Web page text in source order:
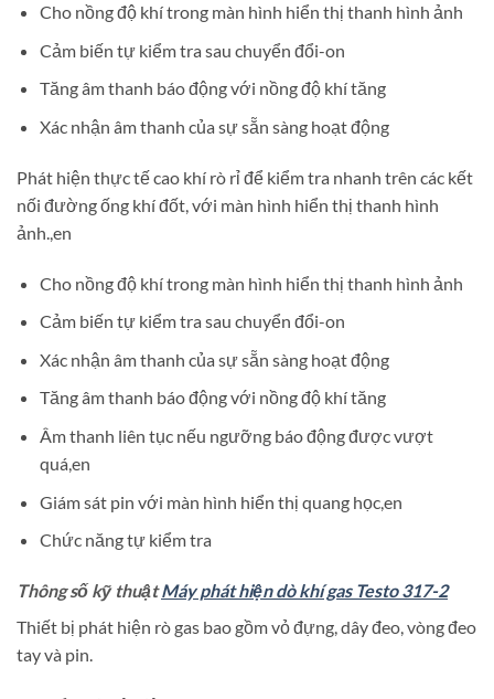
Cho nồng độ khí trong màn hình hiển thị thanh hình ảnh
Cảm biến tự kiểm tra sau chuyển đổi-on
Tăng âm thanh báo động với nồng độ khí tăng
Xác nhận âm thanh của sự sẵn sàng hoạt động
Phát hiện thực tế cao khí rò rỉ để kiểm tra nhanh trên các kết
nối đường ống khí đốt, với màn hình hiển thị thanh hình
ảnh.,en
Cho nồng độ khí trong màn hình hiển thị thanh hình ảnh
Cảm biến tự kiểm tra sau chuyển đổi-on
Xác nhận âm thanh của sự sẵn sàng hoạt động
Tăng âm thanh báo động với nồng độ khí tăng
Âm thanh liên tục nếu ngưỡng báo động được vượt
quá,en
Giám sát pin với màn hình hiển thị quang học,en
Chức năng tự kiểm tra
Thông số kỹ thuậtMáy phát hiện dò khí gas Testo 317-2
Thiết bị phát hiện rò gas bao gồm vỏ đựng, dây đeo, vòng đeo
tay và pin.